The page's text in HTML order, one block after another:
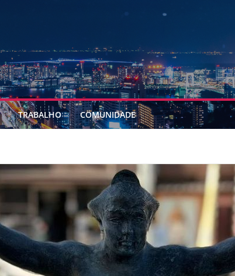
TRABALHO COMUNIDADE